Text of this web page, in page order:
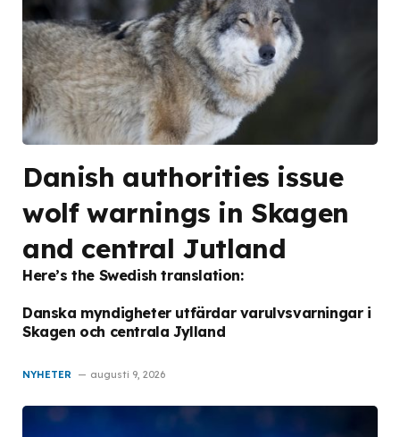
Danish authorities issue
wolf warnings in Skagen
and central Jutland
Here’s the Swedish translation:
Danska myndigheter utfärdar varulvsvarningar i
Skagen och centrala Jylland
NYHETER augusti 9, 2026